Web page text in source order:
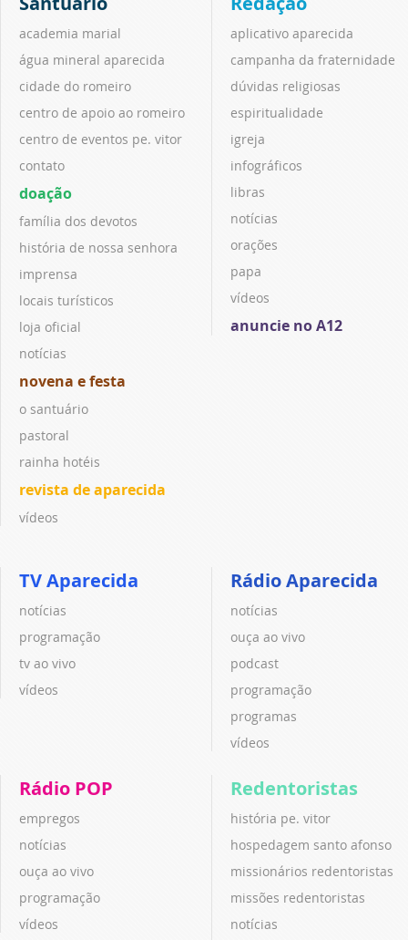
academia marial
água mineral aparecida
cidade do romeiro
centro de apoio ao romeiro
centro de eventos pe. vitor
contato
doação
família dos devotos
história de nossa senhora
imprensa
locais turísticos
loja oficial
notícias
novena e festa
o santuário
pastoral
rainha hotéis
revista de aparecida
vídeos
aplicativo aparecida
campanha da fraternidade
dúvidas religiosas
espiritualidade
igreja
infográficos
libras
notícias
orações
papa
vídeos
anuncie no A12
TV Aparecida
notícias
programação
tv ao vivo
vídeos
Rádio Aparecida
notícias
ouça ao vivo
podcast
programação
programas
vídeos
Rádio POP
empregos
notícias
ouça ao vivo
programação
vídeos
Redentoristas
história pe. vitor
hospedagem santo afonso
missionários redentoristas
missões redentoristas
notícias